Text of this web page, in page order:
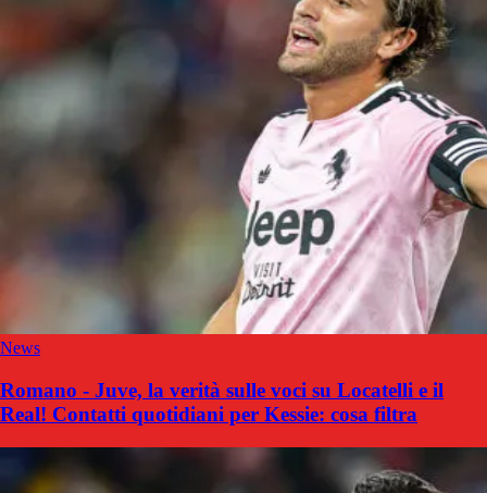
News
Romano - Juve, la verità sulle voci su Locatelli e il
Real! Contatti quotidiani per Kessie: cosa filtra